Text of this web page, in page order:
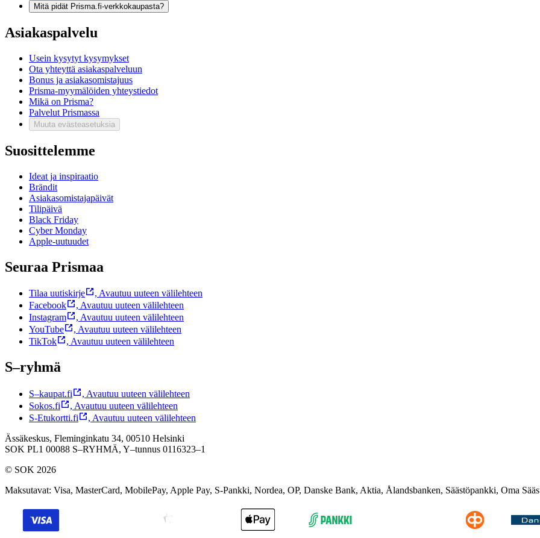
Mitä pidät Prisma.fi-verkkokaupasta?
Asiakaspalvelu
Usein kysytyt kysymykset
Ota yhteyttä asiakaspalveluun
Bonus ja asiakasomistajuus
Prisma-myymälöiden yhteystiedot
Mikä on Prisma?
Palvelut Prismassa
Muuta evästeasetuksia
Suosittelemme
Ideat ja inspiraatio
Brändit
Asiakasomistajapäivät
Tilipäivä
Black Friday
Cyber Monday
Apple-uutuudet
Seuraa Prismaa
Tilaa uutiskirje , Avautuu uuteen välilehteen
Facebook
, Avautuu uuteen välilehteen
Instagram
, Avautuu uuteen välilehteen
YouTube
, Avautuu uuteen välilehteen
TikTok
, Avautuu uuteen välilehteen
S–ryhmä
S–kaupat.fi , Avautuu uuteen välilehteen
Sokos.fi
, Avautuu uuteen välilehteen
S-Etukortti.fi
, Avautuu uuteen välilehteen
Ässäkeskus, Fleminginkatu 34, 00510 Helsinki
SOK PL1 00088 S–RYHMÄ, Y–tunnus 0116323–1
© SOK 2026
Maksutavat: Visa, MasterCard, MobilePay, Apple Pay, S-Pankki, Nordea, OP, Danske Bank, Aktia, Ålandsbanken, Säästöpankki, Oma